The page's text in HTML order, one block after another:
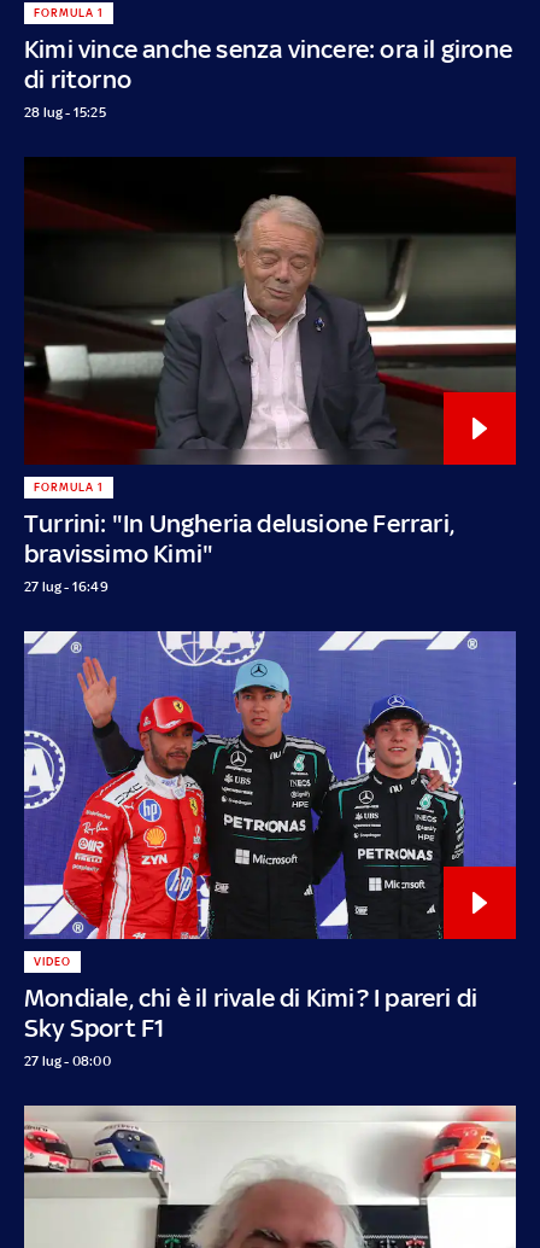
Kimi vince anche senza vincere: ora il girone
di ritorno
FORMULA 1
28 lug - 15:25
Turrini: "In Ungheria delusione Ferrari,
bravissimo Kimi"
FORMULA 1
27 lug - 16:49
Mondiale, chi è il rivale di Kimi? I pareri di
Sky Sport F1
VIDEO
27 lug - 08:00